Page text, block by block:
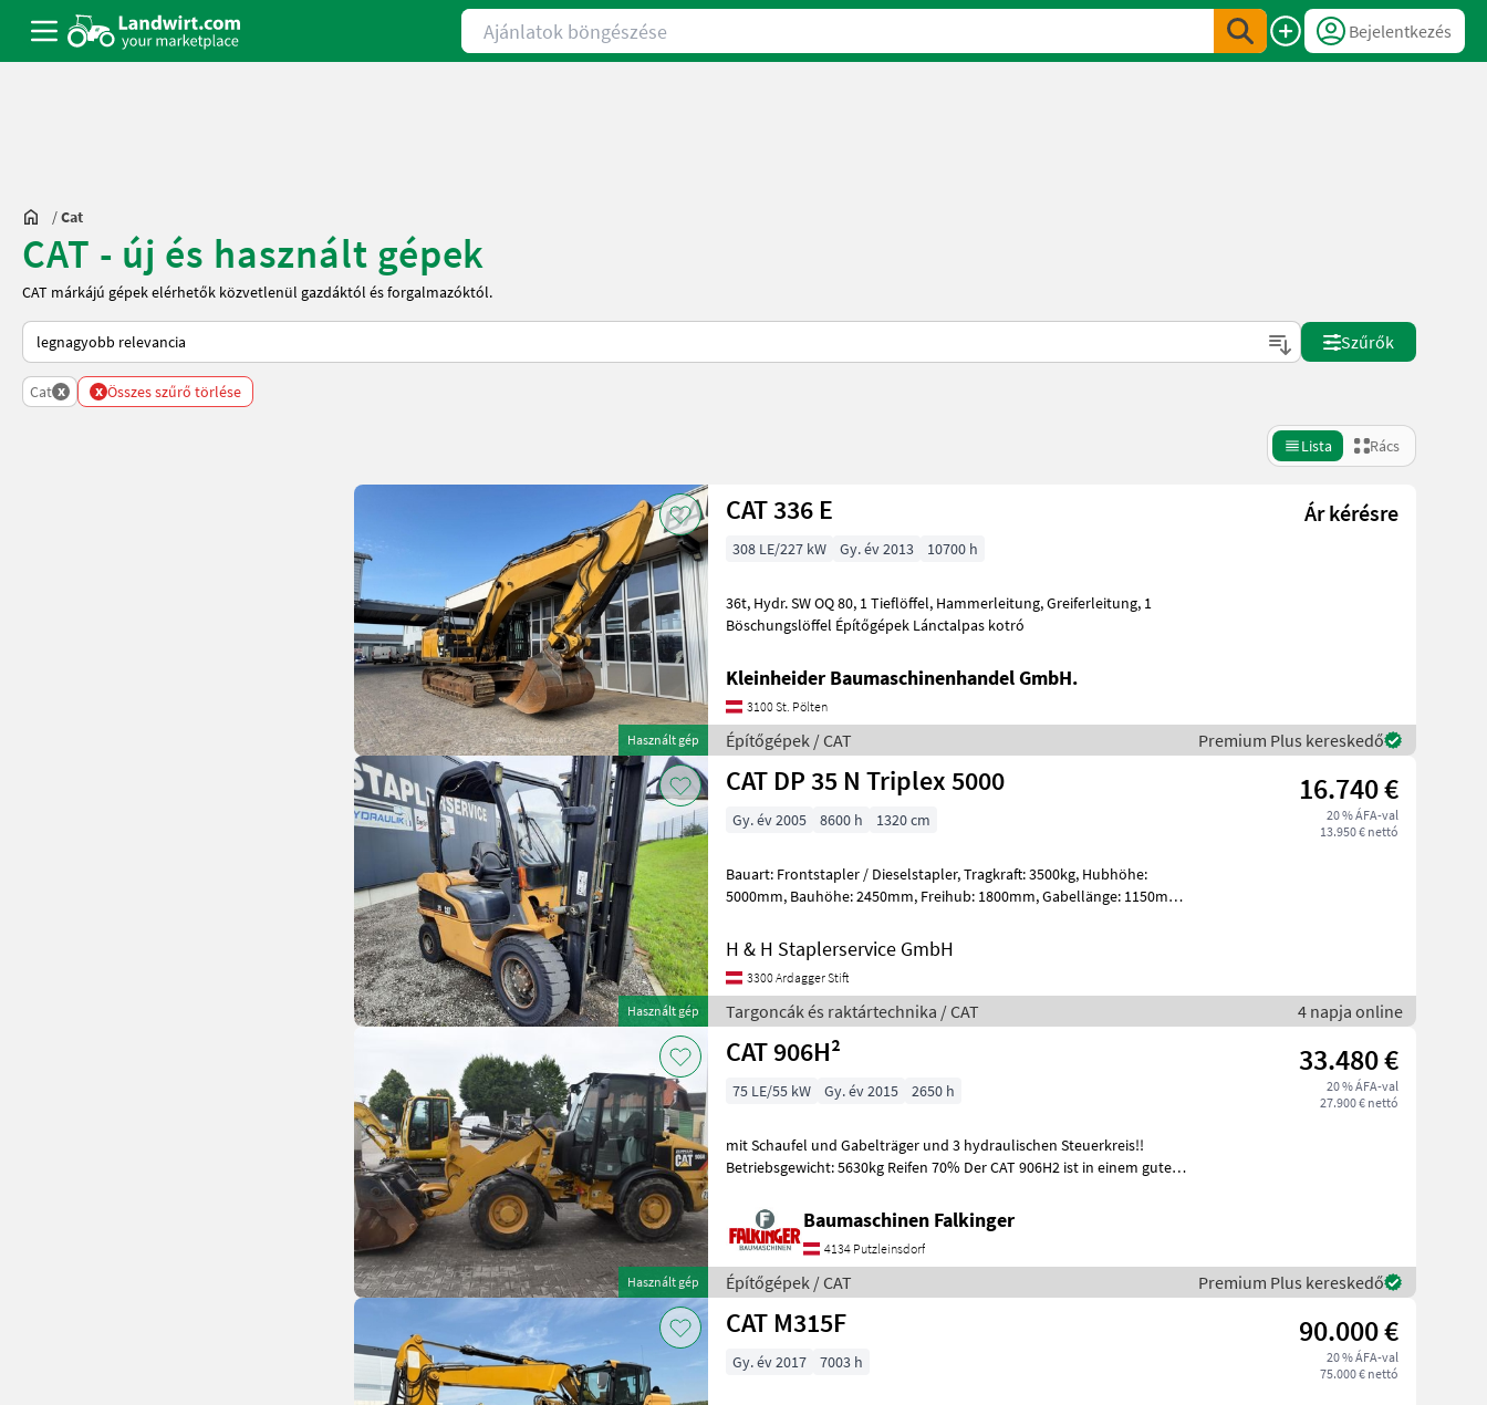
Ajánlatok böngészése
Bejelentkezés
/Cat
CAT - új és használt gépek
CAT márkájú gépek elérhetők közvetlenül gazdáktól és forgalmazóktól.
Így van sorba rendezve a Landwirt.com-on
Szűrők
Cat x x Összes szűrő törlése
Lista Rács
Használt gép
CAT 336 E Ár kérésre
308 LE/227 kW Gy. év 2013 10700 h
36t, Hydr. SW OQ 80, 1 Tieflöffel, Hammerleitung, Greiferleitung, 1
Böschungslöffel Építőgépek Lánctalpas kotró
Kleinheider Baumaschinenhandel GmbH.
3100 St. Pölten
Építőgépek / CAT Premium Plus kereskedő
Használt gép
CAT DP 35 N Triplex 5000 16.740 €
20 % ÁFA-val
13.950 € nettó
Gy. év 2005 8600 h 1320 cm
Bauart: Frontstapler / Dieselstapler, Tragkraft: 3500kg, Hubhöhe:
5000mm, Bauhöhe: 2450mm, Freihub: 1800mm, Gabellänge: 1150mm,
H & H Staplerservice GmbH
3300 Ardagger Stift
Targoncák és raktártechnika / CAT 4 napja online
Használt gép
CAT 906H² 33.480 €
20 % ÁFA-val
27.900 € nettó
75 LE/55 kW Gy. év 2015 2650 h
mit Schaufel und Gabelträger und 3 hydraulischen Steuerkreis!!
Betriebsgewicht: 5630kg Reifen 70% Der CAT 906H2 ist in einem guten
Baumaschinen Falkinger
4134 Putzleinsdorf
Építőgépek / CAT Premium Plus kereskedő
CAT M315F 90.000 €
20 % ÁFA-val
75.000 € nettó
Gy. év 2017 7003 h